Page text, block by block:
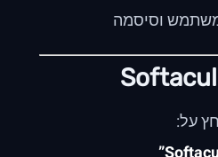
וסיסמה
על: